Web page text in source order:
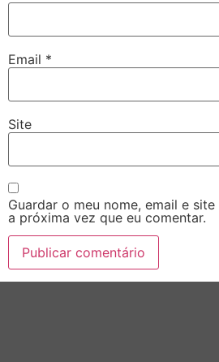
Email *
Site
Guardar o meu nome, email e
a próxima vez que eu comentar.